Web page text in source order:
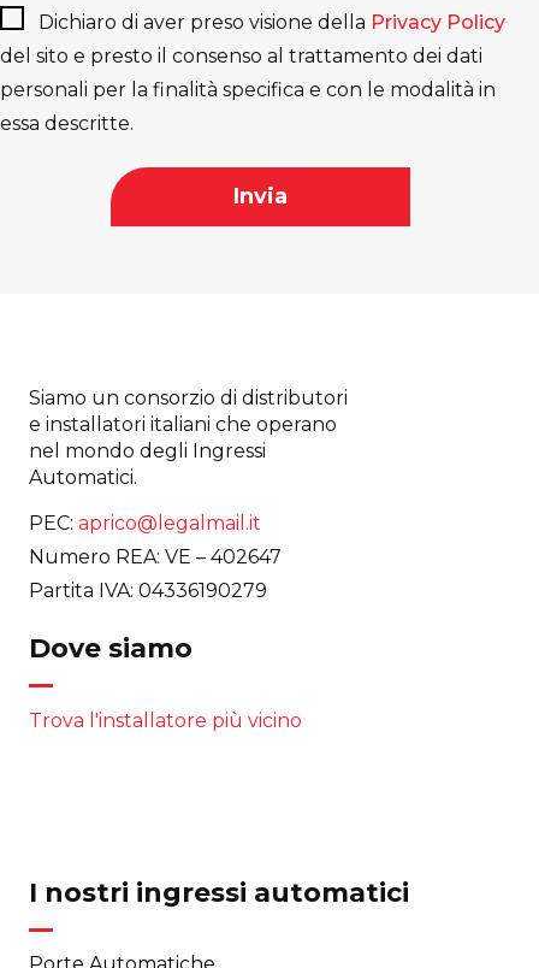
Dichiaro di aver preso visione della Privacy Policy
del sito e presto il consenso al trattamento dei dati
personali per la finalità specifica e con le modalità in
essa descritte.
Siamo un consorzio di distributori
e installatori italiani che operano
nel mondo degli Ingressi
Automatici.
PEC: aprico@legalmail.it
Numero REA: VE – 402647
Partita IVA: 04336190279
Dove siamo
Trova l'installatore più vicino
I nostri ingressi automatici